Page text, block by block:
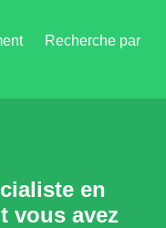
Recherche par
en
vous avez